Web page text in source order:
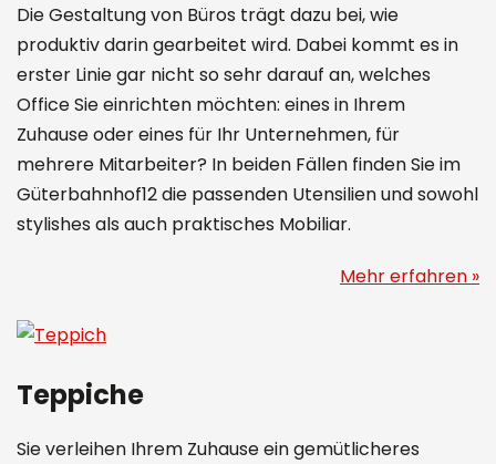
Die Gestaltung von Büros trägt dazu bei, wie
produktiv darin gearbeitet wird. Dabei kommt es in
erster Linie gar nicht so sehr darauf an, welches
Office Sie einrichten möchten: eines in Ihrem
Zuhause oder eines für Ihr Unternehmen, für
mehrere Mitarbeiter? In beiden Fällen finden Sie im
Güterbahnhof12 die passenden Utensilien und sowohl
stylishes als auch praktisches Mobiliar.
Mehr erfahren »
Teppiche
Sie verleihen Ihrem Zuhause ein gemütlicheres